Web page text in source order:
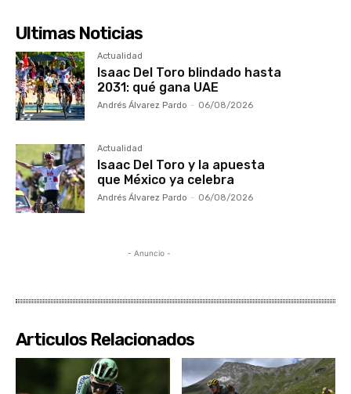
Ultimas Noticias
Actualidad
Isaac Del Toro blindado hasta
2031: qué gana UAE
Andrés Álvarez Pardo - 06/08/2026
Actualidad
Isaac Del Toro y la apuesta
que México ya celebra
Andrés Álvarez Pardo - 06/08/2026
- Anuncio -
Articulos Relacionados